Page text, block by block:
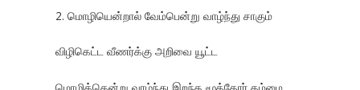
2. மொழியென்றால் வேம்பென்று வாழ்ந்து சாகும்
விழிகெட்ட வீணர்க்கு அறிவை யூட்ட